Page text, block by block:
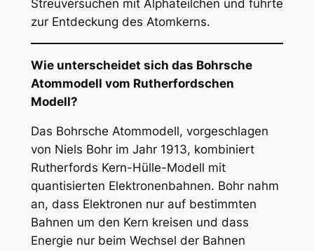
Streuversuchen mit Alphateilchen und führte
zur Entdeckung des Atomkerns.
Wie unterscheidet sich das Bohrsche
Atommodell vom Rutherfordschen
Modell?
Das Bohrsche Atommodell, vorgeschlagen
von Niels Bohr im Jahr 1913, kombiniert
Rutherfords Kern-Hülle-Modell mit
quantisierten Elektronenbahnen. Bohr nahm
an, dass Elektronen nur auf bestimmten
Bahnen um den Kern kreisen und dass
Energie nur beim Wechsel der Bahnen